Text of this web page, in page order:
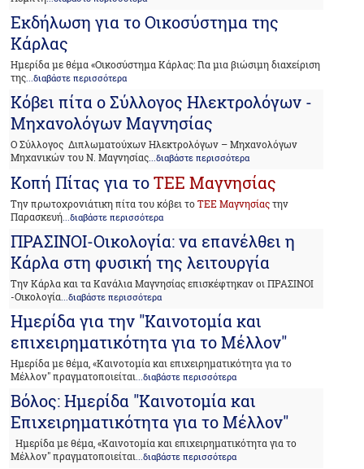
Εκδήλωση για το Οικοσύστημα της
Κάρλας
Ημερίδα με θέμα «Οικοσύστημα Κάρλας: Για μια βιώσιμη διαχείριση
της...διαβάστε περισσότερα
Κόβει πίτα ο Σύλλογος Ηλεκτρολόγων -
Μηχανολόγων Μαγνησίας
Ο Σύλλογος Διπλωματούχων Ηλεκτρολόγων – Μηχανολόγων
Μηχανικών του Ν. Μαγνησίας...διαβάστε περισσότερα
Κοπή Πίτας για τοΤΕΕ Μαγνησίας
Την πρωτοχρονιάτικη πίτα του κόβει τοΤΕΕ Μαγνησίαςτην
Παρασκευή ...διαβάστε περισσότερα
ΠΡΑΣΙΝΟΙ-Οικολογία: να επανέλθει η
Κάρλα στη φυσική της λειτουργία
Την Κάρλα και τα Κανάλια Μαγνησίας επισκέφτηκαν οι ΠΡΑΣΙΝΟΙ
-Οικολογία...διαβάστε περισσότερα
Ημερίδα για την "Καινοτομία και
επιχειρηματικότητα για το Μέλλον"
Ημερίδα με θέμα, «Καινοτομία και επιχειρηματικότητα για το
Μέλλον" πραγματοποιείται...διαβάστε περισσότερα
Βόλος: Ημερίδα "Καινοτομία και
Επιχειρηματικότητα για το Μέλλον"
Ημερίδα με θέμα, «Καινοτομία και επιχειρηματικότητα για το
Μέλλον" πραγματοποιείται...διαβάστε περισσότερα